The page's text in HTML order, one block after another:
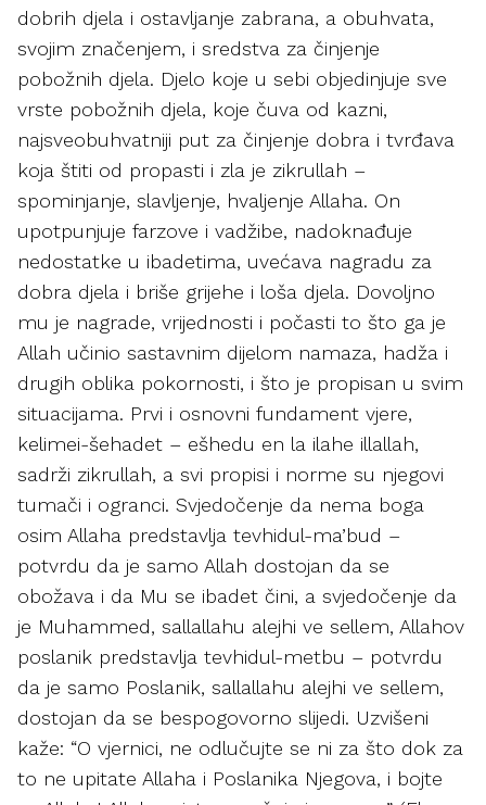
dobrih djela i ostavljanje zabrana, a obuhvata,
svojim značenjem, i sredstva za činjenje
pobožnih djela. Djelo koje u sebi objedinjuje sve
vrste pobožnih djela, koje čuva od kazni,
najsveobuhvatniji put za činjenje dobra i tvrđava
koja štiti od propasti i zla je zikrullah –
spominjanje, slavljenje, hvaljenje Allaha. On
upotpunjuje farzove i vadžibe, nadoknađuje
nedostatke u ibadetima, uvećava nagradu za
dobra djela i briše grijehe i loša djela. Dovoljno
mu je nagrade, vrijednosti i počasti to što ga je
Allah učinio sastavnim dijelom namaza, hadža i
drugih oblika pokornosti, i što je propisan u svim
situacijama. Prvi i osnovni fundament vjere,
kelimei-šehadet – ešhedu en la ilahe illallah,
sadrži zikrullah, a svi propisi i norme su njegovi
tumači i ogranci. Svjedočenje da nema boga
osim Allaha predstavlja tevhidul-ma’bud –
potvrdu da je samo Allah dostojan da se
obožava i da Mu se ibadet čini, a svjedočenje da
je Muhammed, sallallahu alejhi ve sellem, Allahov
poslanik predstavlja tevhidul-metbu – potvrdu
da je samo Poslanik, sallallahu alejhi ve sellem,
dostojan da se bespogovorno slijedi. Uzvišeni
kaže: “O vjernici, ne odlučujte se ni za što dok za
to ne upitate Allaha i Poslanika Njegova, i bojte